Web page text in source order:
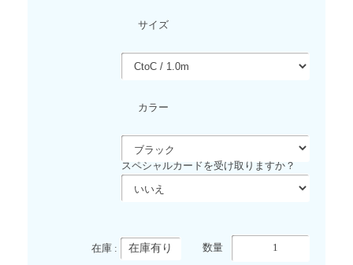
サイズ
カラー
スペシャルカードを受け取りますか？
数量
在庫 : 在庫有り